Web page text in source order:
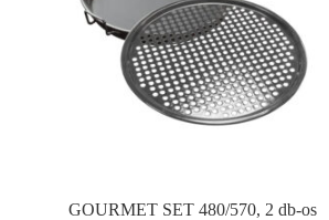
GOURMET SET 480/570, 2 db-os